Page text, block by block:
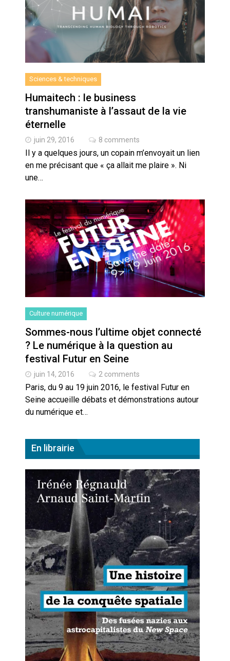
Sciences & techniques
Humaitech : le business
transhumaniste à l’assaut de la vie
éternelle
juin 29, 2016 8 comments
Il y a quelques jours, un copain m’envoyait un lien
en me précisant que « ça allait me plaire ». Ni
une…
Culture numérique
Sommes-nous l’ultime objet connecté
? Le numérique à la question au
festival Futur en Seine
juin 14, 2016 2 comments
Paris, du 9 au 19 juin 2016, le festival Futur en
Seine accueille débats et démonstrations autour
du numérique et…
En librairie